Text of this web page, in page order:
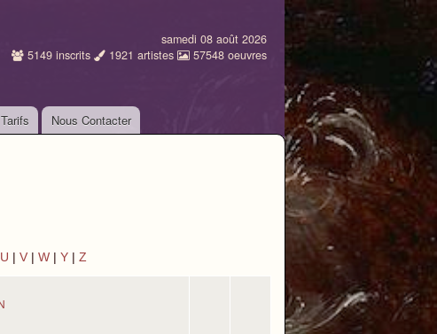
samedi 08 août 2026
5149 inscrits 1921 artistes 57548 oeuvres
Tarifs Nous Contacter
U | V | W | Y | Z